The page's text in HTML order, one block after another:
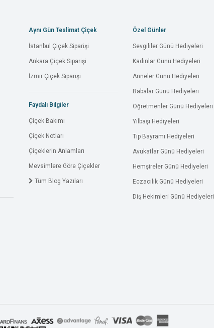
Aynı Gün Teslimat Çiçek
İstanbul Çiçek Siparişi
Ankara Çiçek Siparişi
İzmir Çiçek Siparişi
Faydalı Bilgiler
Çiçek Bakımı
Çiçek Notları
Çiçeklerin Anlamları
Mevsimlere Göre Çiçekler
Tüm Blog Yazıları
Özel Günler
Sevgililer Günü Hediyeleri
Kadınlar Günü Hediyeleri
Anneler Günü Hediyeleri
Babalar Günü Hediyeleri
Öğretmenler Günü Hediyeleri
Yılbaşı Hediyeleri
Tıp Bayramı Hediyeleri
Avukatlar Günü Hediyeleri
Hemşireler Günü Hediyeleri
Eczacılık Günü Hediyeleri
Diş Hekimleri Günü Hediyeleri